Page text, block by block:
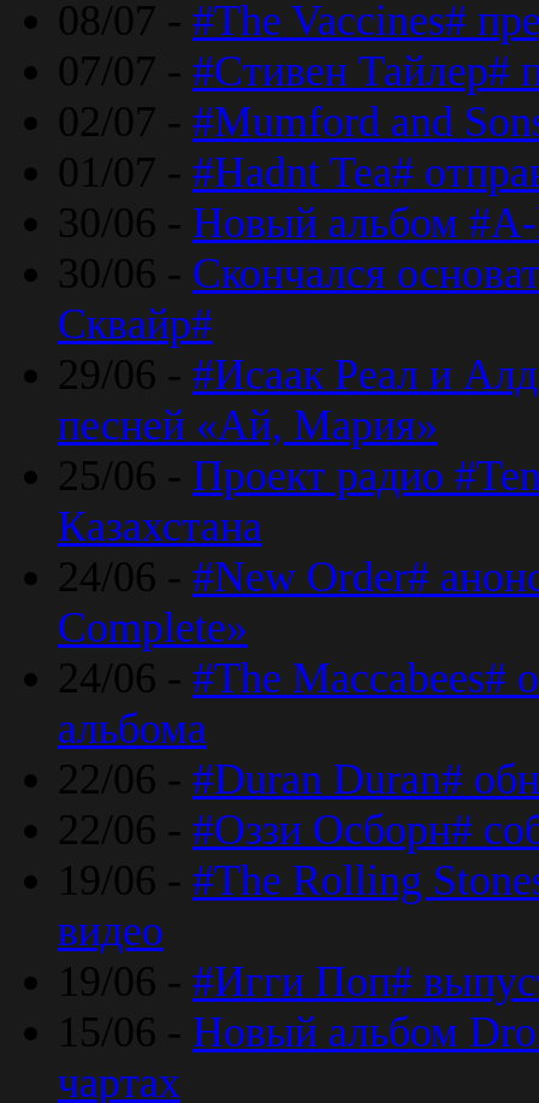
08/07 - #The Vaccines#
07/07 - #Стивен Тайлер#
02/07 - #Mumford and
01/07 - #Hadnt Tea#
30/06 - Новый альбом #A-
30/06 - Скончался
Сквайр#
29/06 - #Исаак Реал и
песней «Ай, Мария»
25/06 - Проект радио
Казахстана
24/06 - #New Order#
Complete»
24/06 - #The Maccabees#
альбома
22/06 - #Duran Duran#
22/06 - #Оззи Осборн#
19/06 - #The Rolling
видео
19/06 - #Игги Поп#
15/06 - Новый альбом
чартах